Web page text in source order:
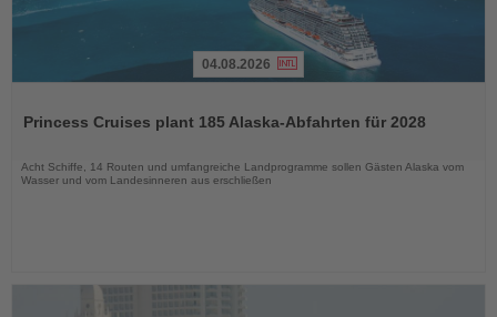
die
04.08.2026
Princess Cruises plant 185 Alaska-Abfahrten für 2028
Acht Schiffe, 14 Routen und umfangreiche Landprogramme sollen Gästen Alaska vom
Wasser und vom Landesinneren aus erschließen